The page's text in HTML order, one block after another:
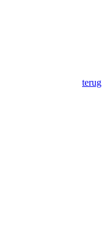
terug